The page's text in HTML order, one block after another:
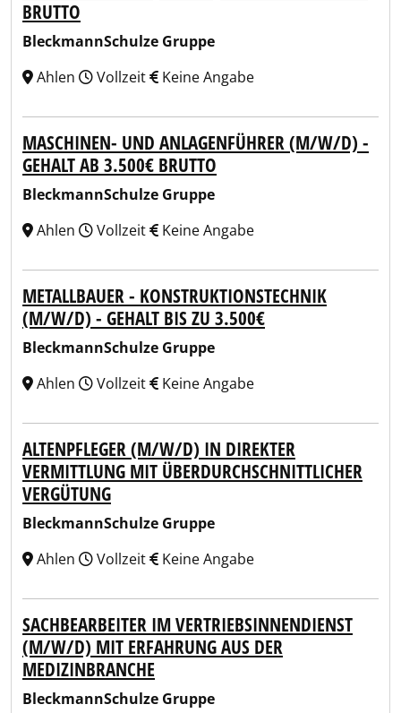
BRUTTO
BleckmannSchulze Gruppe
Ahlen
Vollzeit Keine Angabe
MASCHINEN- UND ANLAGENFÜHRER (M/W/D) -
GEHALT AB 3.500€ BRUTTO
BleckmannSchulze Gruppe
Ahlen
Vollzeit Keine Angabe
METALLBAUER - KONSTRUKTIONSTECHNIK
(M/W/D) - GEHALT BIS ZU 3.500€
BleckmannSchulze Gruppe
Ahlen
Vollzeit Keine Angabe
ALTENPFLEGER (M/W/D) IN DIREKTER
VERMITTLUNG MIT ÜBERDURCHSCHNITTLICHER
VERGÜTUNG
BleckmannSchulze Gruppe
Ahlen
Vollzeit Keine Angabe
SACHBEARBEITER IM VERTRIEBSINNENDIENST
(M/W/D) MIT ERFAHRUNG AUS DER
MEDIZINBRANCHE
BleckmannSchulze Gruppe